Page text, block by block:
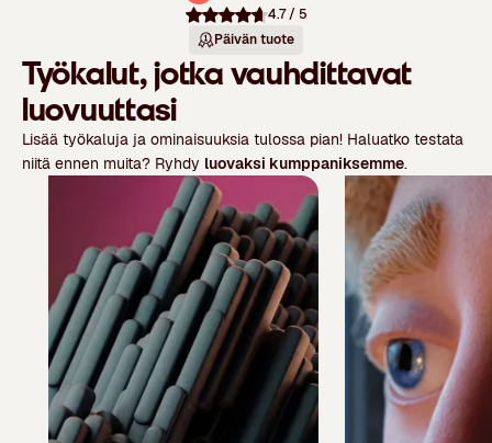
4.7 / 5
Päivän tuote
Työkalut, jotka vauhdittavat
luovuuttasi
Lisää työkaluja ja ominaisuuksia tulossa pian! Haluatko testata
niitä ennen muita? Ryhdy luovaksi kumppaniksemme.